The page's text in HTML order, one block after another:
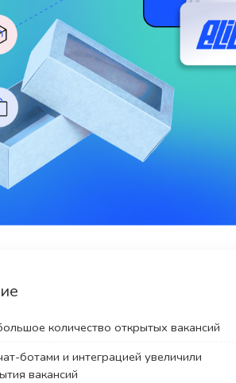
количество открытых вакансий
ботами и интеграцией увеличили
вакансий